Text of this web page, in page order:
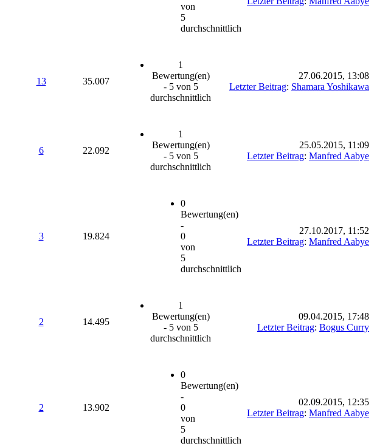
von
5
durchschnittlich
13 35.007
1
Bewertung(en)
- 5 von 5
durchschnittlich
27.06.2015, 13:08
Letzter Beitrag: Shamara Yoshikawa
6 22.092
1
Bewertung(en)
- 5 von 5
durchschnittlich
25.05.2015, 11:09
Letzter Beitrag: Manfred Aabye
3 19.824
0
Bewertung(en)
-
0
von
5
durchschnittlich
27.10.2017, 11:52
Letzter Beitrag: Manfred Aabye
2 14.495
1
Bewertung(en)
- 5 von 5
durchschnittlich
09.04.2015, 17:48
Letzter Beitrag: Bogus Curry
2 13.902
0
Bewertung(en)
-
0
von
5
durchschnittlich
02.09.2015, 12:35
Letzter Beitrag: Manfred Aabye